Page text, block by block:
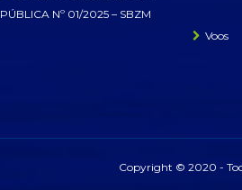
PÚBLICA Nº 01/2025 – SBZM
Voos
Copyright © 2020 -